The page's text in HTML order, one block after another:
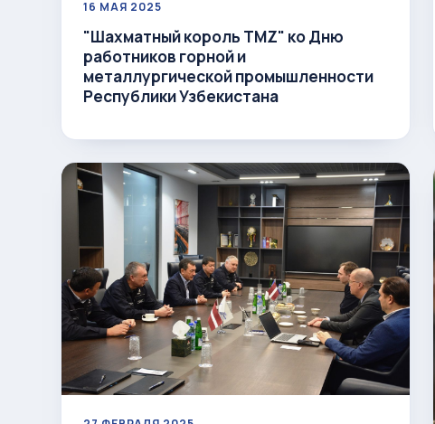
16 МАЯ 2025
"Шахматный король ТМZ" ко Дню
работников горной и
металлургической промышленности
Республики Узбекистана